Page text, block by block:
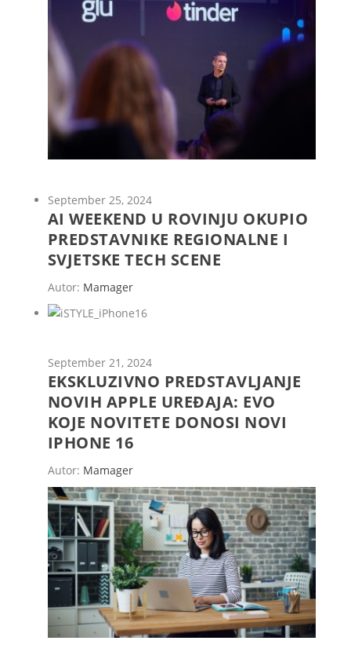
September 25, 2024
AI WEEKEND U ROVINJU OKUPIO
PREDSTAVNIKE REGIONALNE I
SVJETSKE TECH SCENE
Autor: Mamager
September 21, 2024
EKSKLUZIVNO PREDSTAVLJANJE
NOVIH APPLE UREĐAJA: EVO
KOJE NOVITETE DONOSI NOVI
IPHONE 16
Autor: Mamager